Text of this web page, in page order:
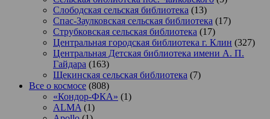
Слободская сельская библиотека (13)
Спас-Заулковская сельская библиотека (17)
Струбковская сельская библиотека (17)
Центральная городская библиотека г. Клин (327)
Центральная Детская библиотека имени А. П.
Гайдара (163)
Щекинская сельская библиотека (7)
Все о космосе (808)
«Кондор-ФКА» (1)
ALMA (1)